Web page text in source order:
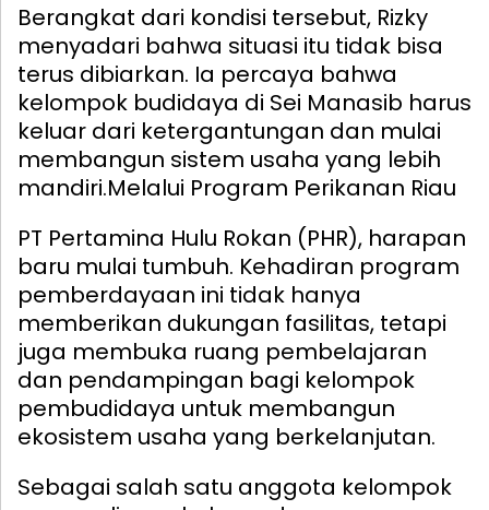
Berangkat dari kondisi tersebut, Rizky
menyadari bahwa situasi itu tidak bisa
terus dibiarkan. Ia percaya bahwa
kelompok budidaya di Sei Manasib harus
keluar dari ketergantungan dan mulai
membangun sistem usaha yang lebih
mandiri.Melalui Program Perikanan Riau
PT Pertamina Hulu Rokan (PHR), harapan
baru mulai tumbuh. Kehadiran program
pemberdayaan ini tidak hanya
memberikan dukungan fasilitas, tetapi
juga membuka ruang pembelajaran
dan pendampingan bagi kelompok
pembudidaya untuk membangun
ekosistem usaha yang berkelanjutan.
Sebagai salah satu anggota kelompok